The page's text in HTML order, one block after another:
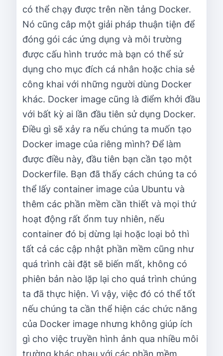
có thể chạy được trên nền tảng Docker.
Nó cũng câp một giải pháp thuận tiện để
đóng gói các ứng dụng và môi trường
được cấu hình trước mà bạn có thể sử
dụng cho mục đích cá nhân hoặc chia sẻ
công khai với những người dùng Docker
khác. Docker image cũng là điểm khởi đầu
với bất kỳ ai lần đầu tiên sử dụng Docker.
Điều gì sẽ xảy ra nếu chúng ta muốn tạo
Docker image của riêng mình? Để làm
được điều này, đầu tiên bạn cần tạo một
Dockerfile. Bạn đã thấy cách chúng ta có
thể lấy container image của Ubuntu và
thêm các phần mềm cần thiết và mọi thứ
hoạt động rất ổnm tuy nhiên, nếu
container đó bị dừng lại hoặc loại bỏ thì
tất cả các cập nhật phần mềm cũng như
quá trình cài đặt sẽ biến mất, không có
phiên bản nào lặp lại cho quá trình chúng
ta đã thực hiện. Vì vậy, việc đó có thể tốt
nếu chúng ta cần thể hiện các chức năng
của Docker image nhưng không giúp ích
gì cho việc truyền hình ảnh qua nhiều môi
trường khác nhau với các phần mềm